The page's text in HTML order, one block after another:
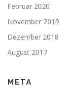
Februar 2020
November 2019
Dezember 2018
August 2017
META